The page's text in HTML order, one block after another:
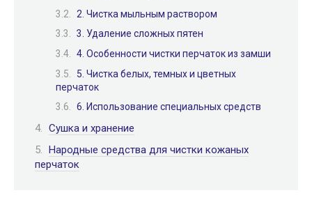
2. Чистка мыльным раствором
3. Удаление сложных пятен
4. Особенности чистки перчаток из замши
5. Чистка белых, темных и цветных
перчаток
6. Использование специальных средств
Сушка и хранение
Народные средства для чистки кожаных
перчаток